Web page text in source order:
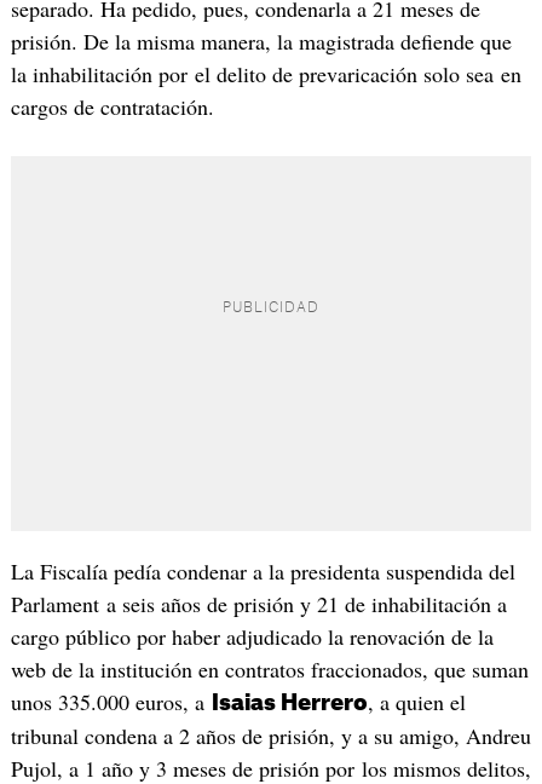
separado. Ha pedido, pues, condenarla a 21 meses de
prisión. De la misma manera, la magistrada defiende que
la inhabilitación por el delito de prevaricación solo sea en
cargos de contratación.
La Fiscalía pedía condenar a la presidenta suspendida del
Parlament a seis años de prisión y 21 de inhabilitación a
cargo público por haber adjudicado la renovación de la
web de la institución en contratos fraccionados, que suman
unos 335.000 euros, a
Isaias Herrero, a quien el
tribunal condena a 2 años de prisión, y a su amigo, Andreu
Pujol, a 1 año y 3 meses de prisión por los mismos delitos,